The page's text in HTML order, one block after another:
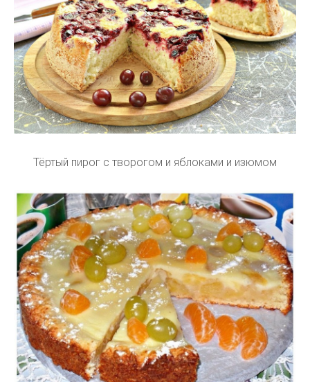
Тёртый пирог с творогом и яблоками и изюмом